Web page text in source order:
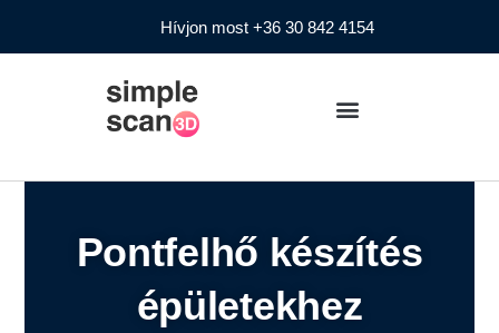
Hívjon most +36 30 842 4154
Pontfelhő készítés
épületekhez